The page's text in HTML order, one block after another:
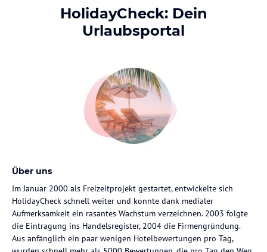
HolidayCheck: Dein
Urlaubsportal
Über uns
Im Januar 2000 als Freizeitprojekt gestartet, entwickelte sich
HolidayCheck schnell weiter und konnte dank medialer
Aufmerksamkeit ein rasantes Wachstum verzeichnen. 2003 folgte
die Eintragung ins Handelsregister, 2004 die Firmengründung.
Aus anfänglich ein paar wenigen Hotelbewertungen pro Tag,